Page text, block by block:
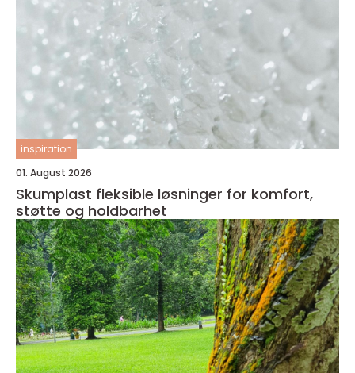
inspiration
01. August 2026
Skumplast fleksible løsninger for komfort,
støtte og holdbarhet